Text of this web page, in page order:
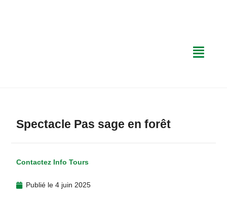
Spectacle Pas sage en forêt
Contactez Info Tours
Publié le 4 juin 2025